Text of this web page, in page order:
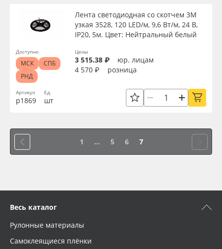
Артикул
р1869
Лента светодиодная со скотчем 3М
узкая 3528, 120 LED/м, 9,6 Вт/м, 24 В,
IP20, 5м. Цвет: Нейтральный белый
Ед.
шт
Цены
3 515.38 ₽
юр. лицам
4 570 ₽
розница
Доступно
МСК
СПБ
РНД
1 ... 5 6 7
Весь каталог
Рулонные материалы
Самоклеящиеся плёнки